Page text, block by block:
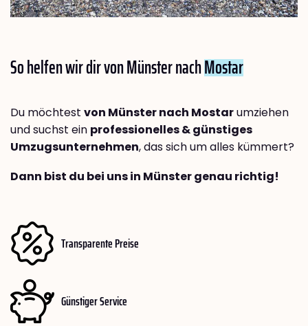
So helfen wir dir von Münster nachMostar
Du möchtest von Münster nach Mostarumziehen
und suchst ein professionelles & günstiges
Umzugsunternehmen, das sich um alles kümmert?
Dann bist du bei uns in Münster genau richtig!
Transparente Preise
Günstiger Service